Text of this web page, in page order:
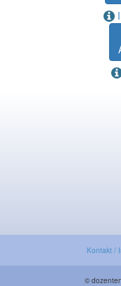
Kontakt /
©